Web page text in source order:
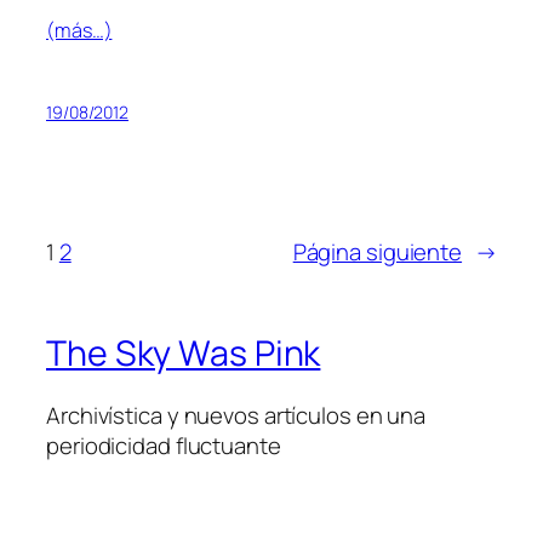
(más…)
19/08/2012
1 2 Página siguiente →
The Sky Was Pink
Archivística y nuevos artículos en una
periodicidad fluctuante